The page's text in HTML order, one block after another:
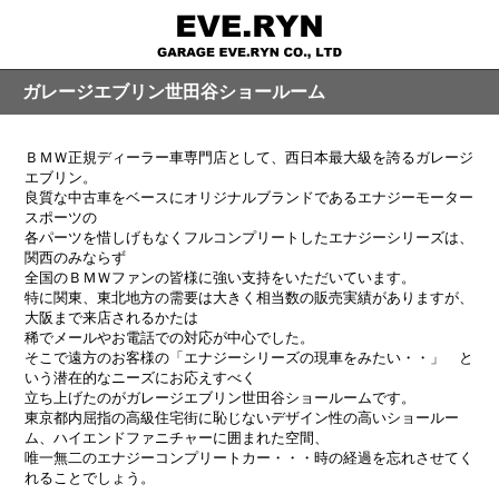
ガレージエブリン世田谷ショールーム
ＢＭＷ正規ディーラー車専門店として、西日本最大級を誇るガレージ
エブリン。
良質な中古車をベースにオリジナルブランドであるエナジーモーター
スポーツの
各パーツを惜しげもなくフルコンプリートしたエナジーシリーズは、
関西のみならず
全国のＢＭＷファンの皆様に強い支持をいただいています。
特に関東、東北地方の需要は大きく相当数の販売実績がありますが、
大阪まで来店されるかたは
稀でメールやお電話での対応が中心でした。
そこで遠方のお客様の「エナジーシリーズの現車をみたい・・」 と
いう潜在的なニーズにお応えすべく
立ち上げたのがガレージエブリン世田谷ショールームです。
東京都内屈指の高級住宅街に恥じないデザイン性の高いショールー
ム、ハイエンドファニチャーに囲まれた空間、
唯一無二のエナジーコンプリートカー・・・時の経過を忘れさせてく
れることでしょう。